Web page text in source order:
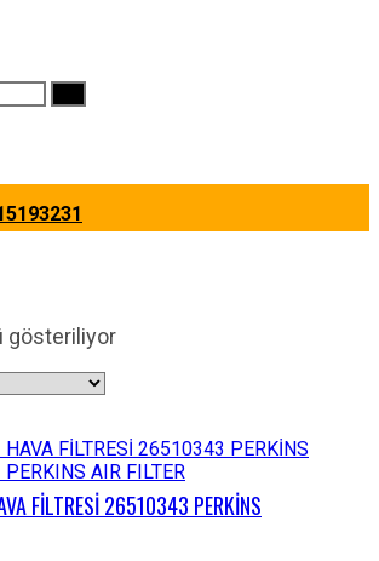
gösteriliyor
FİLTRESİ 26510343 PERKİNS